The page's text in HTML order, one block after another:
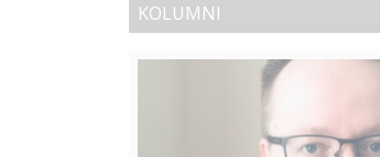
KOLUMNI